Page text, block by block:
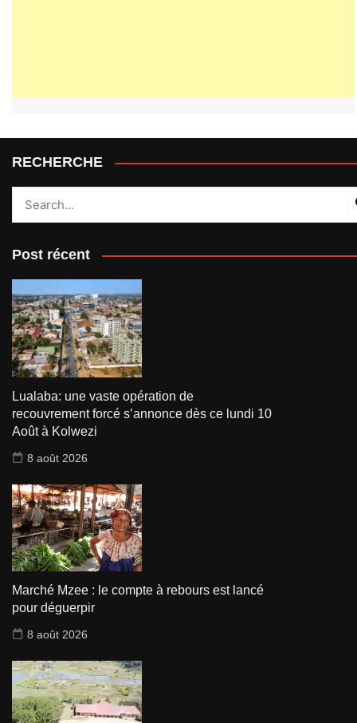
RECHERCHE
Post récent
Lualaba: une vaste opération de
recouvrement forcé s’annonce dès ce lundi 10
Août à Kolwezi
8 août 2026
Marché Mzee : le compte à rebours est lancé
pour déguerpir
8 août 2026